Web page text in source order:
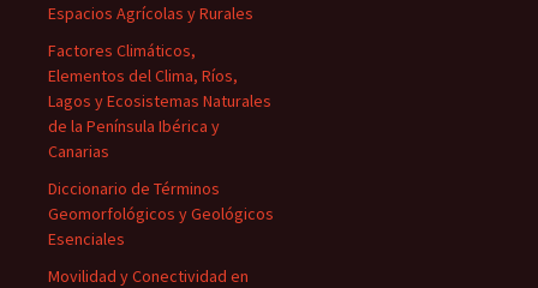
Espacios Agrícolas y Rurales
Factores Climáticos,
Elementos del Clima, Ríos,
Lagos y Ecosistemas Naturales
de la Península Ibérica y
Canarias
Diccionario de Términos
Geomorfológicos y Geológicos
Esenciales
Movilidad y Conectividad en